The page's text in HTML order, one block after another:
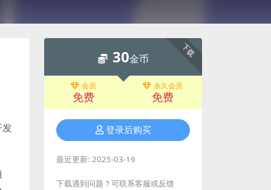
发
下载
30金币
会员
免费
永久会员
免费
登录后购买
最近更新: 2025-03-19
下载遇到问题？可联系客服或反馈